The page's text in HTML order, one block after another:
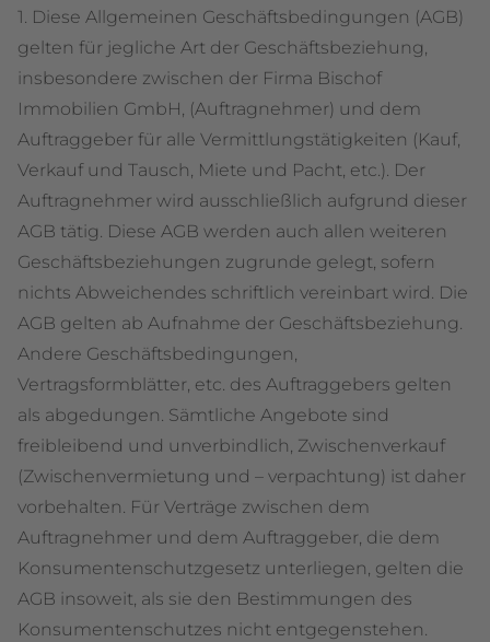
1. Diese Allgemeinen Geschäftsbedingungen (AGB)
gelten für jegliche Art der Geschäftsbeziehung,
insbesondere zwischen der Firma Bischof
Immobilien GmbH, (Auftragnehmer) und dem
Auftraggeber für alle Vermittlungstätigkeiten (Kauf,
Verkauf und Tausch, Miete und Pacht, etc.). Der
Auftragnehmer wird ausschließlich aufgrund dieser
AGB tätig. Diese AGB werden auch allen weiteren
Geschäftsbeziehungen zugrunde gelegt, sofern
nichts Abweichendes schriftlich vereinbart wird. Die
AGB gelten ab Aufnahme der Geschäftsbeziehung.
Andere Geschäftsbedingungen,
Vertragsformblätter, etc. des Auftraggebers gelten
als abgedungen. Sämtliche Angebote sind
freibleibend und unverbindlich, Zwischenverkauf
(Zwischenvermietung und – verpachtung) ist daher
vorbehalten. Für Verträge zwischen dem
Auftragnehmer und dem Auftraggeber, die dem
Konsumentenschutzgesetz unterliegen, gelten die
AGB insoweit, als sie den Bestimmungen des
Konsumentenschutzes nicht entgegenstehen.